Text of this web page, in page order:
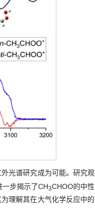
光谱研究成为可能。研究观
步揭示了CH3CHOO的中性
理解其在大气化学反应中的